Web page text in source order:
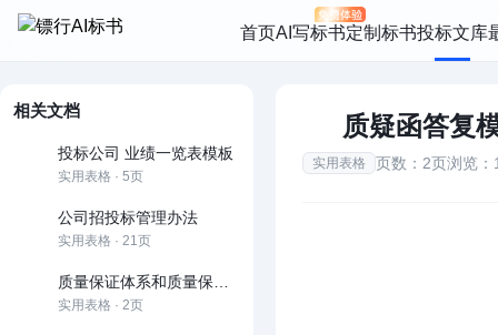
首页AI写标书定制标书投标文库
相关文档
投标公司 业绩一览表模板
实用表格 · 5页
公司招投标管理办法
实用表格 · 21页
实用表格 · 2页
质疑函答复
实用表格 页数：2页浏览：